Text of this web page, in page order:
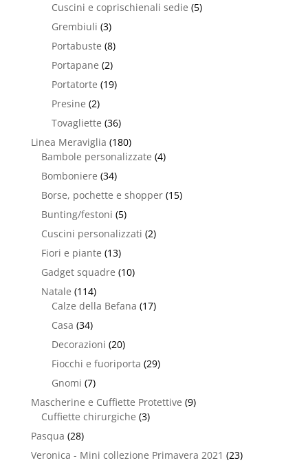
Cuscini e coprischienali sedie (5)
Grembiuli (3)
Portabuste (8)
Portapane (2)
Portatorte (19)
Presine (2)
Tovagliette (36)
Linea Meraviglia (180)
Bambole personalizzate (4)
Bomboniere (34)
Borse, pochette e shopper (15)
Bunting/festoni (5)
Cuscini personalizzati (2)
Fiori e piante (13)
Gadget squadre (10)
Natale (114)
Calze della Befana (17)
Casa (34)
Decorazioni (20)
Fiocchi e fuoriporta (29)
Gnomi (7)
Mascherine e Cuffiette Protettive (9)
Cuffiette chirurgiche (3)
Pasqua (28)
Veronica - Mini collezione Primavera 2021 (23)